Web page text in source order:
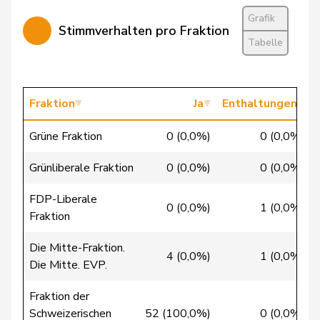
RL
TI
Chevalley
Isabelle glp GL
VD
Clivaz
GRÜNE G
VS
Cottier
FDP
NE
Crottaz
Brigitte SP
VD
Dandrès
de Courten
de la
Reussille
PdA NE
de
Simone FDP GE
Stimmverhalten pro Fraktion
Grafik
Tabelle
Fraktion Ja Enthaltungen
Grüne Fraktion 0 (0,0%) 0 (0,0%)
Grünliberale Fraktion
0 (0,0%) 0 (0,0%)
FDP-Liberale
Fraktion
0 (0,0%) 1 (0,0%)
Die Mitte-Fraktion.
Die Mitte. EVP.
4 (0,0%) 1 (0,0%)
Fraktion der
Schweizerischen
52 (100,0%) 0 (0,0%)